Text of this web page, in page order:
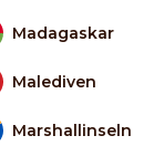
Madagaskar
Malediven
Marshallinseln